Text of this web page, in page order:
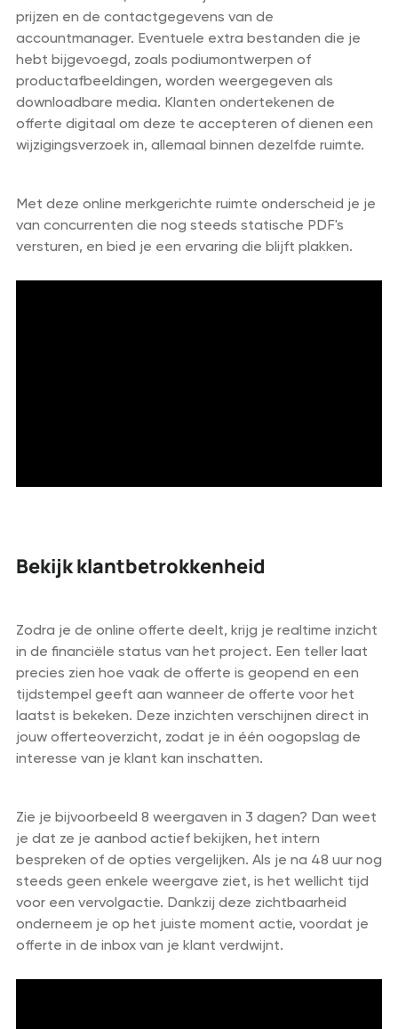
prijzen en de contactgegevens van de
accountmanager. Eventuele extra bestanden die je
hebt bijgevoegd, zoals podiumontwerpen of
productafbeeldingen, worden weergegeven als
downloadbare media. Klanten ondertekenen de
offerte digitaal om deze te accepteren of dienen een
wijzigingsverzoek in, allemaal binnen dezelfde ruimte.
Met deze online merkgerichte ruimte onderscheid je je
van concurrenten die nog steeds statische PDF's
versturen, en bied je een ervaring die blijft plakken.
Bekijk klantbetrokkenheid
Zodra je de online offerte deelt, krijg je realtime inzicht
in de financiële status van het project. Een teller laat
precies zien hoe vaak de offerte is geopend en een
tijdstempel geeft aan wanneer de offerte voor het
laatst is bekeken. Deze inzichten verschijnen direct in
jouw offerteoverzicht, zodat je in één oogopslag de
interesse van je klant kan inschatten.
Zie je bijvoorbeeld 8 weergaven in 3 dagen? Dan weet
je dat ze je aanbod actief bekijken, het intern
bespreken of de opties vergelijken. Als je na 48 uur nog
steeds geen enkele weergave ziet, is het wellicht tijd
voor een vervolgactie. Dankzij deze zichtbaarheid
onderneem je op het juiste moment actie, voordat je
offerte in de inbox van je klant verdwijnt.